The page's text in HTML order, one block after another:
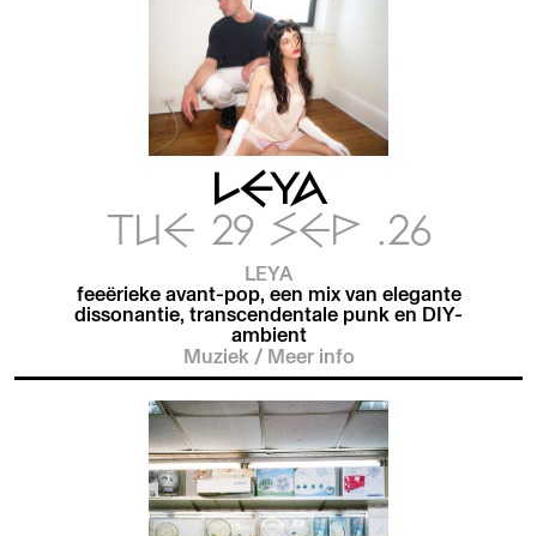
LEYA
TUE 29 SEP .26
LEYA
feeërieke avant-pop, een mix van elegante
dissonantie, transcendentale punk en DIY-
ambient
Muziek /Meer info